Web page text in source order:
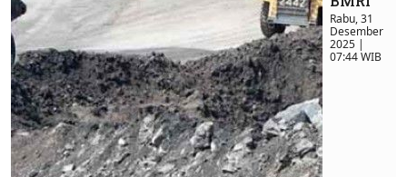
Rabu, 31
Desember
2025 |
07:44 WIB